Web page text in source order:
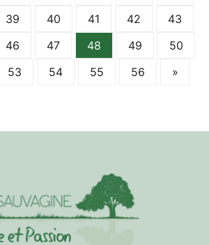
39 40 41 42
43
46 47 48 49
50
53 54 55 56 »